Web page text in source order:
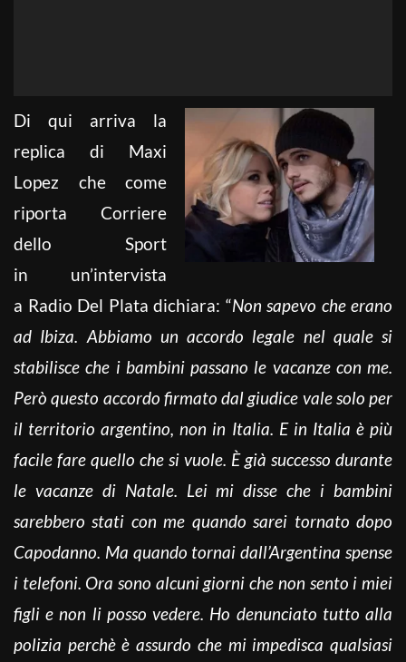
Di qui arriva la
replica di Maxi
Lopez che come
riporta Corriere
dello Sport
in un’intervista
a Radio Del Plata dichiara: “Non sapevo che erano
ad Ibiza. Abbiamo un accordo legale nel quale si
stabilisce che i bambini passano le vacanze con me.
Però questo accordo firmato dal giudice vale solo per
il territorio argentino, non in Italia. E in Italia è più
facile fare quello che si vuole. È già successo durante
le vacanze di Natale. Lei mi disse che i bambini
sarebbero stati con me quando sarei tornato dopo
Capodanno. Ma quando tornai dall’Argentina spense
i telefoni. Ora sono alcuni giorni che non sento i miei
figli e non li posso vedere. Ho denunciato tutto alla
polizia perchè è assurdo che mi impedisca qualsiasi